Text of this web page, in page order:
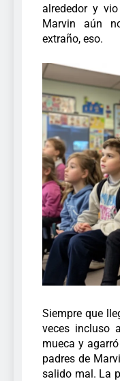
alrededor y
Marvin aún
extraño, eso.
Siempre que
veces incluso
mueca y
padres de
salido mal. La